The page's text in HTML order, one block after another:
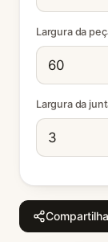
Largura da
Largura da